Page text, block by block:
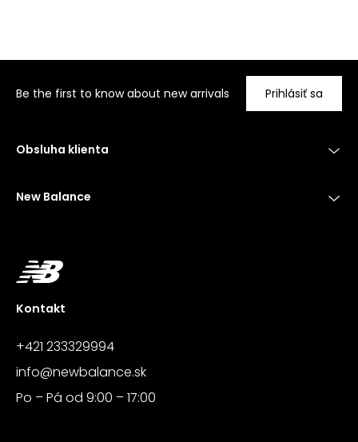
Be the first to know about new arrivals Prihlásiť sa
Obsluha klienta
New Balance
Kontakt
+421 233329994
info@newbalance.sk
Po – Pá od 9:00 – 17:00